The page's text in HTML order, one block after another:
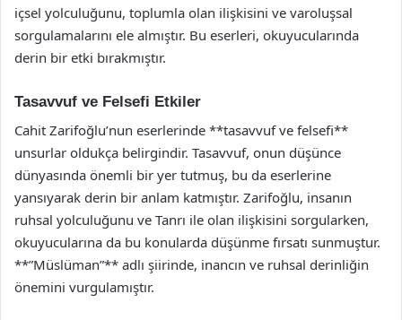
içsel yolculuğunu, toplumla olan ilişkisini ve varoluşsal
sorgulamalarını ele almıştır. Bu eserleri, okuyucularında
derin bir etki bırakmıştır.
Tasavvuf ve Felsefi Etkiler
Cahit Zarifoğlu’nun eserlerinde **tasavvuf ve felsefi**
unsurlar oldukça belirgindir. Tasavvuf, onun düşünce
dünyasında önemli bir yer tutmuş, bu da eserlerine
yansıyarak derin bir anlam katmıştır. Zarifoğlu, insanın
ruhsal yolculuğunu ve Tanrı ile olan ilişkisini sorgularken,
okuyucularına da bu konularda düşünme fırsatı sunmuştur.
**”Müslüman”** adlı şiirinde, inancın ve ruhsal derinliğin
önemini vurgulamıştır.